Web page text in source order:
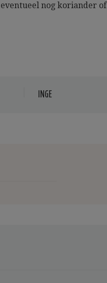
nog koriander of
INGE